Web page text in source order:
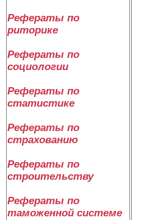
Рефераты по
риторике
Рефераты по
социологии
Рефераты по
статистике
Рефераты по
страхованию
Рефераты по
строительству
Рефераты по
таможенной системе